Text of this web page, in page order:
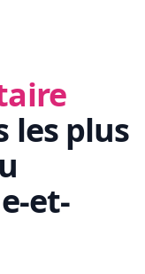
les plus
et-